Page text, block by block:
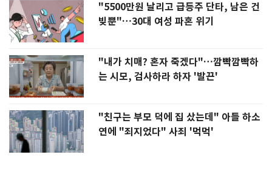
"5500만원 날리고 급등주 단타, 남은 건
빚뿐"…30대 여성 파혼 위기
"내가 치매? 혼자 죽겠다"…깜빡깜빡하
는 시모, 검사하라 하자 '발끈'
"친구는 부모 덕에 집 샀는데" 아들 하소
연에 "죄지었다" 사죄 '먹먹'